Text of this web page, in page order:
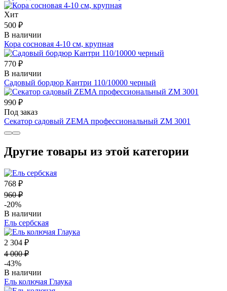
Хит
500 ₽
В наличии
Кора сосновая 4-10 см, крупная
770 ₽
В наличии
Садовый бордюр Кантри 110/10000 черный
990 ₽
Под заказ
Секатор садовый ZEMA профессиональный ZМ 3001
Другие товары из этой категории
768 ₽
960 ₽
-20%
В наличии
Ель сербская
2 304 ₽
4 000 ₽
-43%
В наличии
Ель колючая Глаука